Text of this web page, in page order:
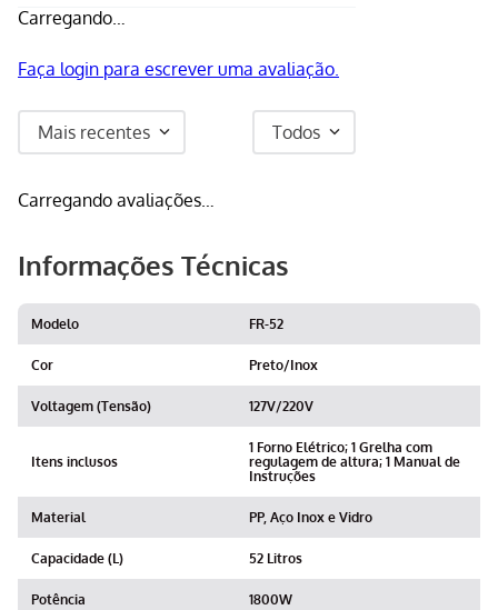
Carregando…
Faça login para escrever uma avaliação.
Mais recentes Todos
Carregando avaliações…
Informações Técnicas
Modelo FR-52
Cor Preto/Inox
Voltagem (Tensão) 127V/220V
Itens inclusos
1 Forno Elétrico; 1 Grelha com
regulagem de altura; 1 Manual de
Instruções
Material PP, Aço Inox e Vidro
Capacidade (L) 52 Litros
Potência 1800W